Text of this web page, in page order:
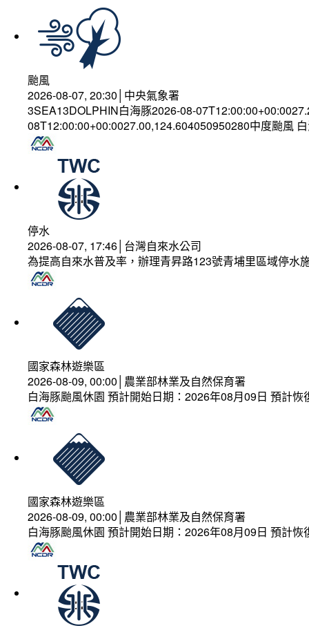
颱風
2026-08-07, 20:30│中央氣象署
3SEA13DOLPHIN白海豚2026-08-
08T12:00:00+00:0027.00,124.604050950280中度颱風
停水
2026-08-07, 17:46│台灣自來水公司
為提高自來水普及率，辦理青昇路123號青埔里區域停水
國家森林遊樂區
2026-08-09, 00:00│農業部林業及自然保育署
白海豚颱風休園 預計開始日期：2026年08月09日 預計
國家森林遊樂區
2026-08-09, 00:00│農業部林業及自然保育署
白海豚颱風休園 預計開始日期：2026年08月09日 預計